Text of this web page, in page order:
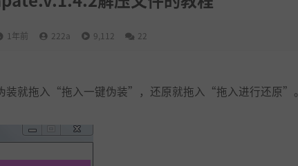
1年前 222a 9,112 22
装就拖入“拖入一键伪装”，还原就拖入“拖入进行还原”。